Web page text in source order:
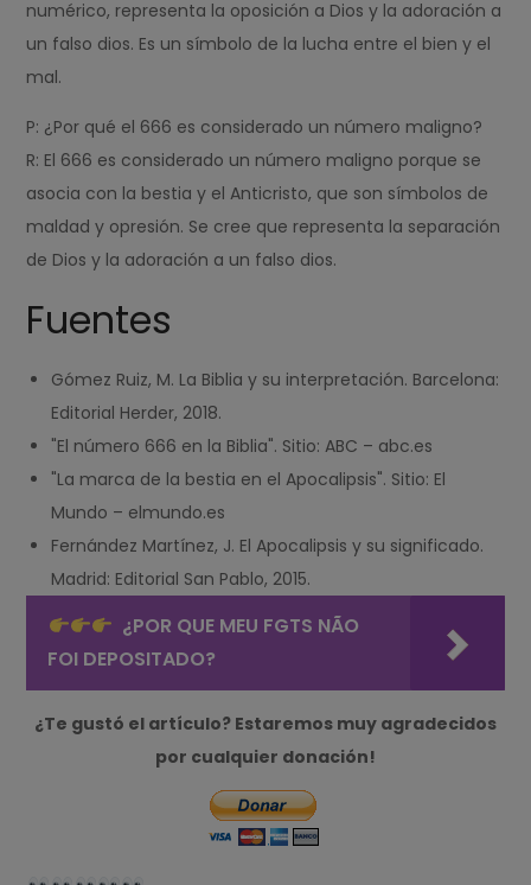
numérico, representa la oposición a Dios y la adoración a
un falso dios. Es un símbolo de la lucha entre el bien y el
mal.
P: ¿Por qué el 666 es considerado un número maligno?
R: El 666 es considerado un número maligno porque se
asocia con la bestia y el Anticristo, que son símbolos de
maldad y opresión. Se cree que representa la separación
de Dios y la adoración a un falso dios.
Fuentes
Gómez Ruiz, M. La Biblia y su interpretación. Barcelona:
Editorial Herder, 2018.
"El número 666 en la Biblia". Sitio: ABC – abc.es
"La marca de la bestia en el Apocalipsis". Sitio: El
Mundo – elmundo.es
Fernández Martínez, J. El Apocalipsis y su significado.
Madrid: Editorial San Pablo, 2015.
¿POR QUE MEU FGTS NÃO
FOI DEPOSITADO?
¿Te gustó el artículo? Estaremos muy agradecidos
por cualquier donación!